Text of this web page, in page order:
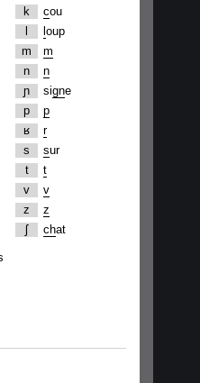
k
cou
oup
m
m
n
n
ɲ
signe
p
p
ʁ
r
s
sur
t
t
v
v
z
z
ʃ
chat